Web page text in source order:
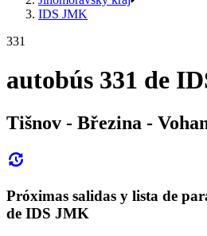
IDS JMK
331
autobús 331 de
Tišnov - Březina -
Próximas salidas y lista de
de IDS JMK